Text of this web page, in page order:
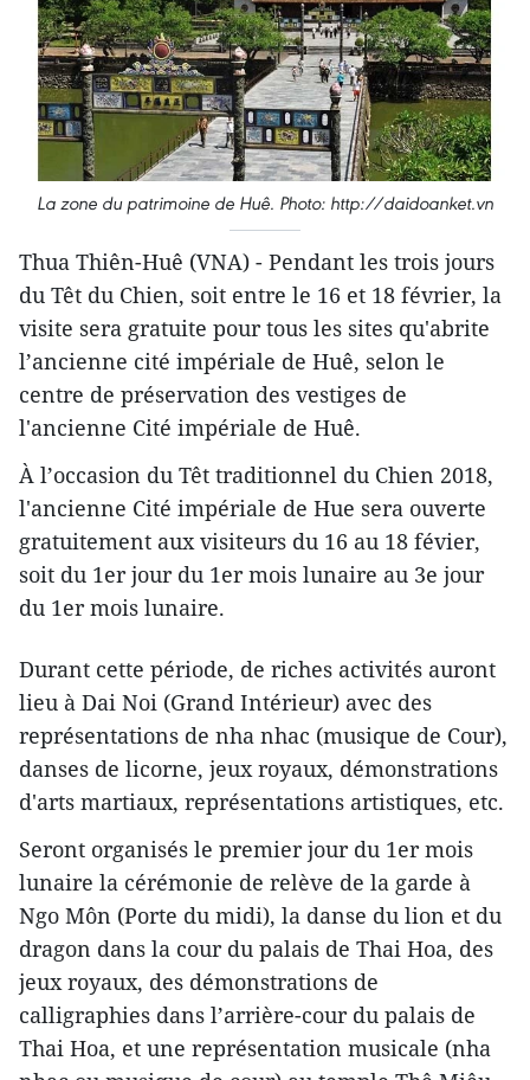
La zone du patrimoine de Huê. Photo: http://daidoanket.vn
Thua Thiên-Huê (VNA) - Pendant les trois jours
du Têt du Chien, soit entre le 16 et 18 février, la
visite sera gratuite pour tous les sites qu'abrite
l’ancienne cité impériale de Huê, selon le
centre de préservation des vestiges de
l'ancienne Cité impériale de Huê.
À l’occasion du Têt traditionnel du Chien 2018,
l'ancienne Cité impériale de Hue sera ouverte
gratuitement aux visiteurs du 16 au 18 févier,
soit du 1er jour du 1er mois lunaire au 3e jour
du 1er mois lunaire.
Durant cette période, de riches activités auront
lieu à Dai Noi (Grand Intérieur) avec des
représentations de nha nhac (musique de Cour),
danses de licorne, jeux royaux, démonstrations
d'arts martiaux, représentations artistiques, etc.
Seront organisés le premier jour du 1er mois
lunaire la cérémonie de relève de la garde à
Ngo Môn (Porte du midi), la danse du lion et du
dragon dans la cour du palais de Thai Hoa, des
jeux royaux, des démonstrations de
calligraphies dans l’arrière-cour du palais de
Thai Hoa, et une représentation musicale (nha